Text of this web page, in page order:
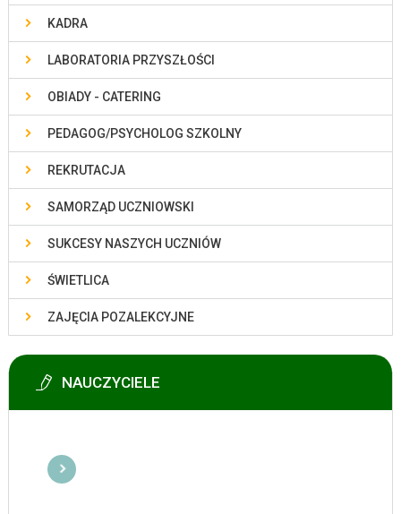
KADRA
LABORATORIA PRZYSZŁOŚCI
OBIADY - CATERING
PEDAGOG/PSYCHOLOG SZKOLNY
REKRUTACJA
SAMORZĄD UCZNIOWSKI
SUKCESY NASZYCH UCZNIÓW
ŚWIETLICA
ZAJĘCIA POZALEKCYJNE
NAUCZYCIELE